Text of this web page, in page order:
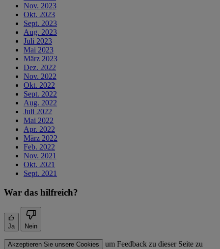
Nov. 2023
Okt. 2023
Sept. 2023
Aug. 2023
Juli 2023
Mai 2023
März 2023
Dez. 2022
Nov. 2022
Okt. 2022
Sept. 2022
Aug. 2022
Juli 2022
Mai 2022
Apr. 2022
März 2022
Feb. 2022
Nov. 2021
Okt. 2021
Sept. 2021
War das hilfreich?
Ja Nein
Akzeptieren Sie unsere Cookies
um Feedback zu dieser Seite zu